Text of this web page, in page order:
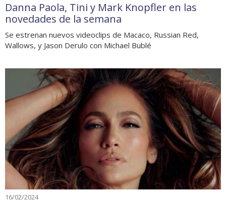
Danna Paola, Tini y Mark Knopfler en las
novedades de la semana
Se estrenan nuevos videoclips de Macaco, Russian Red,
Wallows, y Jason Derulo con Michael Bublé
16/02/2024